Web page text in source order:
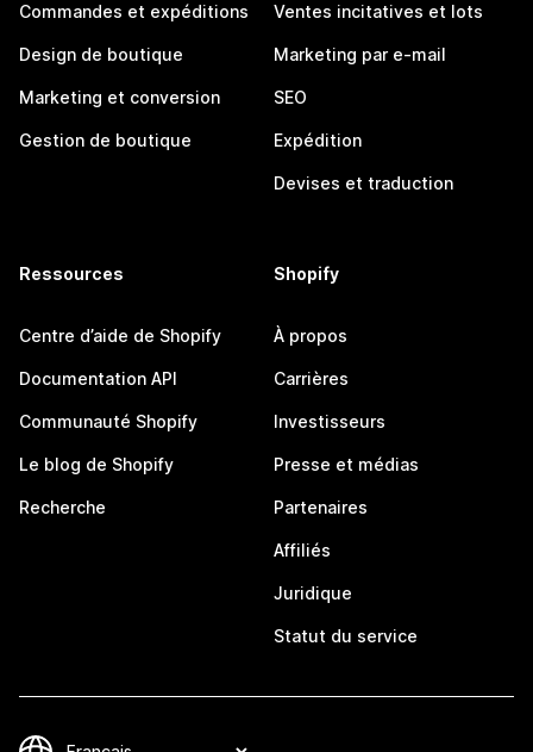
Commandes et expéditions
Design de boutique
Marketing et conversion
Gestion de boutique
Ventes incitatives et lots
Marketing par e-mail
SEO
Expédition
Devises et traduction
Ressources
Centre d’aide de Shopify
Documentation API
Communauté Shopify
Le blog de Shopify
Recherche
Shopify
À propos
Carrières
Investisseurs
Presse et médias
Partenaires
Affiliés
Juridique
Statut du service